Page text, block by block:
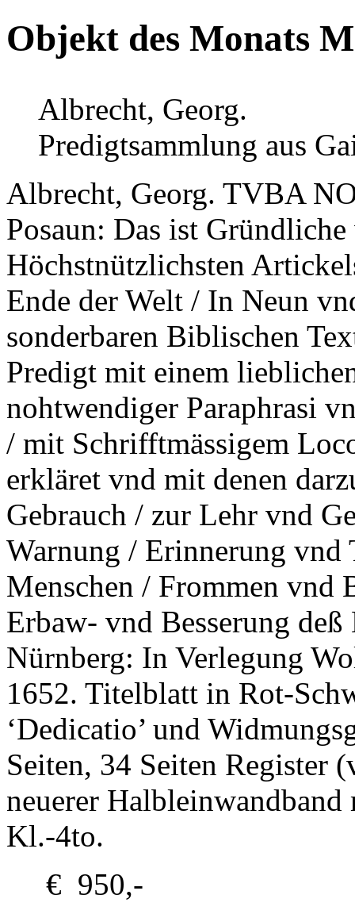
Objekt des Monats
Albrecht, Georg.
Predigtsammlung aus
Albrecht, Georg. TVBA
Posaun: Das ist
Höchstnützlichsten
Ende der Welt / In Neun
sonderbaren Biblischen
Predigt mit einem
nohtwendiger Paraphrasi
/ mit Schrifftmässigem
erkläret vnd mit denen
Gebrauch / zur Lehr vnd
Warnung / Erinnerung
Menschen / Frommen vnd
Erbaw- vnd Besserung
Nürnberg: In Verlegung
1652. Titelblatt in Rot-
‘Dedicatio’ und
Seiten, 34 Seiten Register
neuerer
Kl.-4to.
€ 950,-